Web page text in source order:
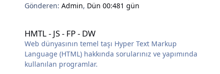
Gönderen:Admin, Dün 00:481 gün
HMTL - JS - FP - DW
Web dünyasının temel taşı Hyper Text Markup
Language (HTML) hakkında sorularınız ve yapımında
kullanılan programlar.